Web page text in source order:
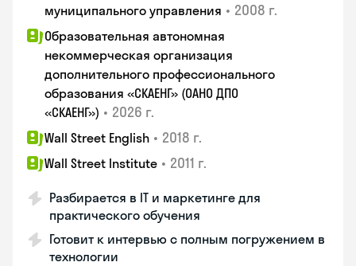
муниципального управления • 2008 г.
Образовательная автономная
некоммерческая организация
дополнительного профессионального
образования «СКАЕНГ» (ОАНО ДПО
«СКАЕНГ») • 2026 г.
Wall Street English • 2018 г.
Wall Street Institute • 2011 г.
Разбирается в IT и маркетинге для
практического обучения
Готовит к интервью с полным погружением в
технологии